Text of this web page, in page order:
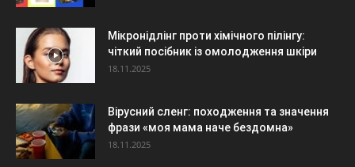
Мікронідлінг проти хімічного пілінгу:
чіткий посібник із омолодження шкіри
18.11.2025
Вірусний сленг: походження та значення
фрази «моя мама наче бездомна»
18.11.2025